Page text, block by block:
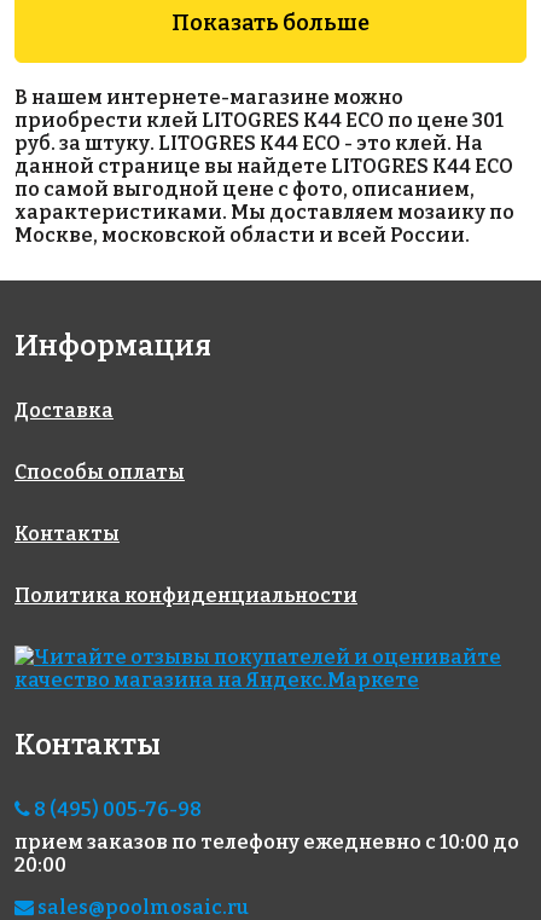
1952 руб.
эпоксидная
затирка
Defender
(Коричневый)
6960 руб.
эпоксидная
затирка
EVO S.125
кг
2500 руб.
лента LITOBAND
2100 руб.
затирка
Starlike
Defender
GRIGIO
3690 руб.
STARLIKE
EVO S.600
EpoxyElite
E.08
Показать больше
В нашем интернете-магазине можно
приобрести клей LITOGRES K44 ECO по цене 301
руб. за штуку. LITOGRES K44 ECO - это клей. На
данной странице вы найдете LITOGRES K44 ECO
по самой выгодной цене с фото, описанием,
характеристиками. Мы доставляем мозаику по
Москве, московской области и всей России.
Информация
Доставка
Способы оплаты
Контакты
Политика конфиденциальности
Контакты
8 (495) 005-76-98
прием заказов по телефону ежедневно с 10:00 до
20:00
sales@poolmosaic.ru